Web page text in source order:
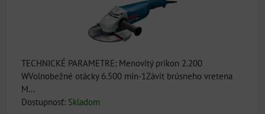
TECHNICKÉ PARAMETRE: Menovitý príkon 2.200
WVolnobežné otácky 6.500 min-1Závit brúsneho vretena
M...
Dostupnosť: Skladom